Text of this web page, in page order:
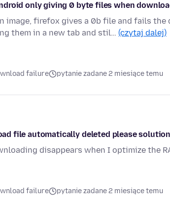
only giving 0 byte files when
image, firefox gives a 0b file and fails
them in a new tab and stil… (czytaj dalej)
failure pytanie zadane 2 miesiące temu
file automatically deleted please solution
disappears when I optimize the
failure pytanie zadane 2 miesiące temu